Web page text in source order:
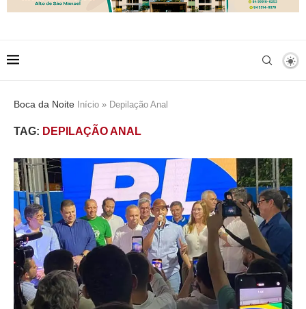
Boca da Noite Início » Depilação Anal
TAG: DEPILAÇÃO ANAL